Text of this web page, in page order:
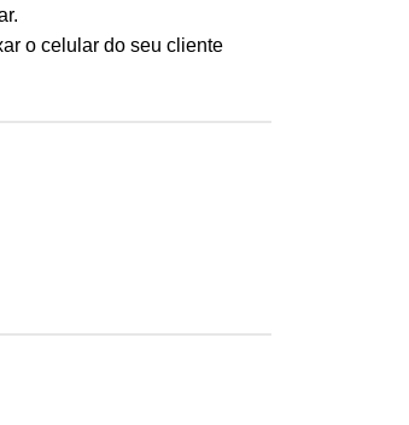
o celular do seu cliente